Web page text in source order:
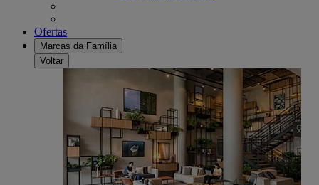
Ofertas
Marcas da Família
Voltar